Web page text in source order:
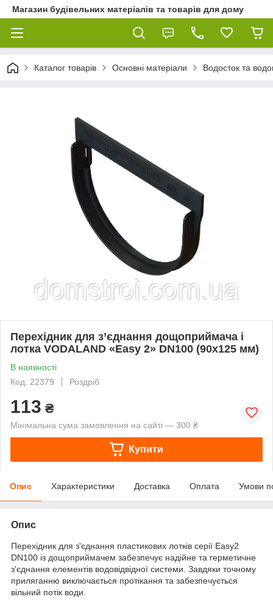
Магазин будівельних матеріалів та товарів для дому
Каталог товарів Основні матеріали Водосток та
Перехідник для з’єднання дощоприймача і
лотка VODALAND «Easy 2» DN100 (90х125 мм)
В наявності
Код: 22379
Роздріб
113 ₴
Мінімальна сума замовлення на сайті — 300 ₴
Купити
Опис Характеристики Доставка Оплата Умови
Опис
Перехідник для з'єднання пластикових лотків серії Easy2
DN100 із дощоприймачем забезпечує надійне та герметичне
з'єднання елементів водовідвідної системи. Завдяки точному
приляганню виключається протікання та забезпечується
вільний потік води.